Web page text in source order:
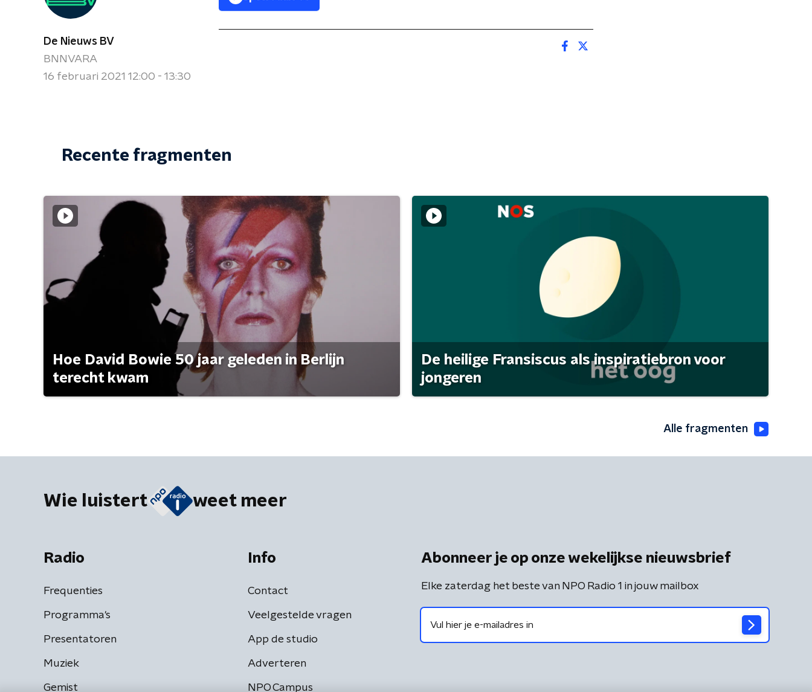
De Nieuws BV
BNNVARA
16 februari 2021 12:00 - 13:30
Recente fragmenten
Hoe David Bowie 50 jaar geleden in Berlijn
terecht kwam
De heilige Fransiscus als inspiratiebron voor
jongeren
Alle fragmenten
Wie luistert weet meer
Radio
Frequenties
Programma's
Presentatoren
Muziek
Gemist
Info
Contact
Veelgestelde vragen
App de studio
Adverteren
NPO Campus
Abonneer je op onze wekelijkse nieuwsbrief
Elke zaterdag het beste van NPO Radio 1 in jouw mailbox